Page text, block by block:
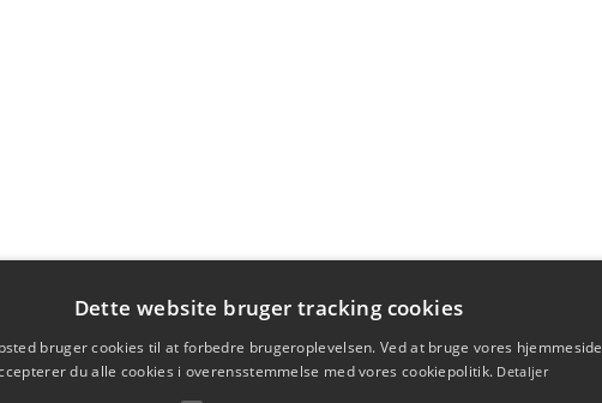
Dette website bruger tracking cookies
bruger cookies til at forbedre brugeroplevelsen. Ved at bruge vores hjemmeside
du alle cookies i overensstemmelse med vores cookiepolitik. Detaljer